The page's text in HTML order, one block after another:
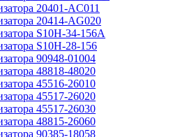
20401-AC011
20414-AG020
S10H-34-156A
S10H-28-156
90948-01004
48818-48020
45516-26010
45517-26020
45517-26030
48815-26060
90385-18058